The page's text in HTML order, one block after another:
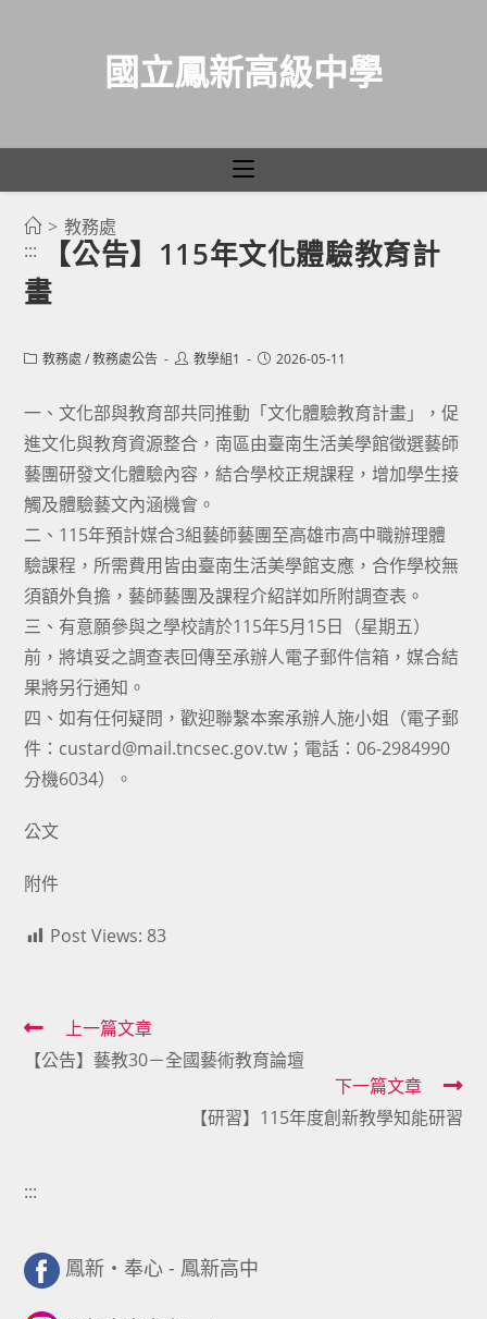
國立鳳新高級中學
> 教務處
:::
【公告】115年文化體驗教育計
畫
Post教務處 / 教務處公告
Post教學組1
Post2026-05-11
一、文化部與教育部共同推動「文化體驗教育計畫」，促
進文化與教育資源整合，南區由臺南生活美學館徵選藝師
藝團研發文化體驗內容，結合學校正規課程，增加學生接
觸及體驗藝文內涵機會。
二、115年預計媒合3組藝師藝團至高雄市高中職辦理體
驗課程，所需費用皆由臺南生活美學館支應，合作學校無
須額外負擔，藝師藝團及課程介紹詳如所附調查表。
三、有意願參與之學校請於115年5月15日（星期五）
前，將填妥之調查表回傳至承辦人電子郵件信箱，媒合結
果將另行通知。
四、如有任何疑問，歡迎聯繫本案承辦人施小姐（電子郵
件：custard@mail.tncsec.gov.tw；電話：06-2984990
分機6034）。
公文
附件
Post Views: 83
Read
more
上一篇文章
【公告】藝教30－全國藝術教育論壇
下一篇文章
【研習】115年度創新教學知能研習
:::
鳳新・奉心 - 鳳新高中